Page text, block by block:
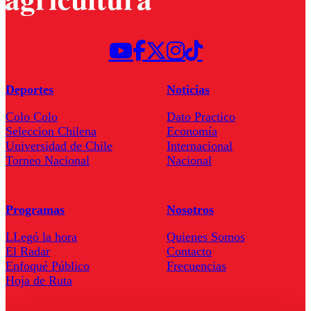
Deportes
Colo Colo
Seleccion Chilena
Universidad de Chile
Torneo Nacional
Noticias
Dato Practico
Economía
Internacional
Nacional
Programas
LLegó la hora
El Radar
Enfoqué Público
Hoja de Ruta
Nosotros
Quienes Somos
Contacto
Frecuencias